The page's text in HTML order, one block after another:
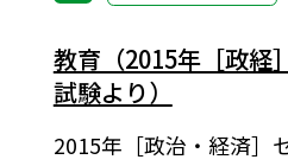
教育（2015年［政経
試験より）
2015年［政治・経済］